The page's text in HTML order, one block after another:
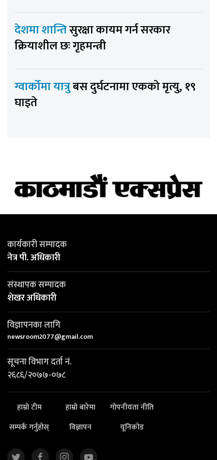
देशमा शान्तिसुरक्षा कायम गर्न सरकार
क्रियाशील छः गृहमन्त्री
ग्वार्कोमा यात्रुबस दुर्घटनामा एकको मृत्यु, १९
घाइते
कार्यकारी सम्पादक
नेत्र पी. अधिकारी
संस्थापक सम्पादक
शेखर अधिकारी
विज्ञापनका लागि
newsroom2077@gmail.com
सूचना विभाग दर्ता नं.
२६८६/२०७७-०७८
हाम्रो टीम हाम्रो बारेमा
गोपनीयता नीति
सम्पर्क गर्नुहोस्
विज्ञापन यूनिकोड